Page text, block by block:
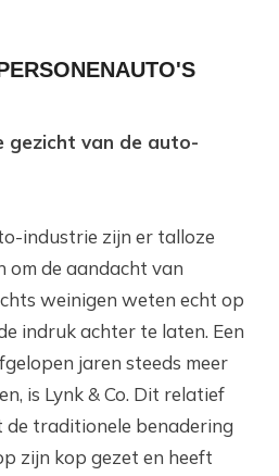
gezicht van de auto-
industrie zijn er talloze
om de aandacht van
weinigen weten echt op
indruk achter te laten. Een
jaren steeds meer
is Lynk & Co. Dit relatief
de traditionele benadering
zijn kop gezet en heeft